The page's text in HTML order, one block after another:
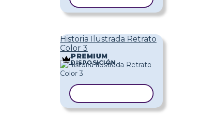
Historia Ilustrada Retrato
Color 3
PREMIUM
DISPOSICIÓN